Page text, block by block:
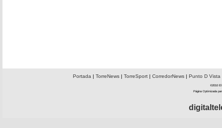
Portada | TorreNews| TorreSport| CorredorNews| Punto D Vista
©2010 El
Página Optimizada